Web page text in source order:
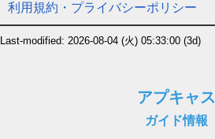
利用規約・プライバシーポリシー
Last-modified: 2026-08-04 (火) 05:33:00 (3d)
アプキャス
ガイド情報